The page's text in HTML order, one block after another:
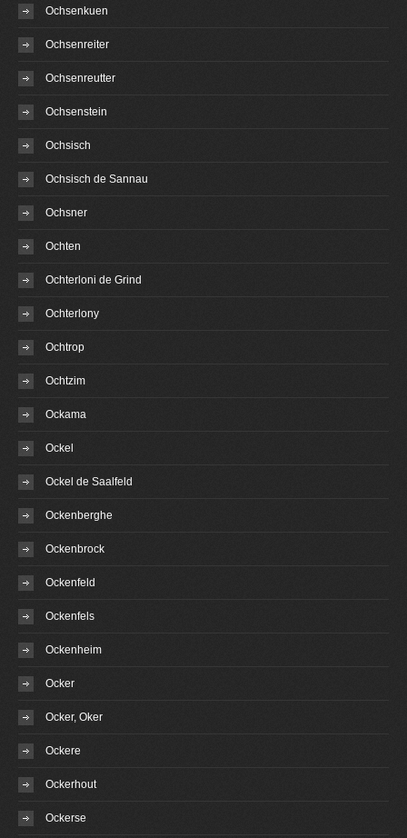
Ochsenkuen
Ochsenreiter
Ochsenreutter
Ochsenstein
Ochsisch
Ochsisch de Sannau
Ochsner
Ochten
Ochterloni de Grind
Ochterlony
Ochtrop
Ochtzim
Ockama
Ockel
Ockel de Saalfeld
Ockenberghe
Ockenbrock
Ockenfeld
Ockenfels
Ockenheim
Ocker
Ocker, Oker
Ockere
Ockerhout
Ockerse